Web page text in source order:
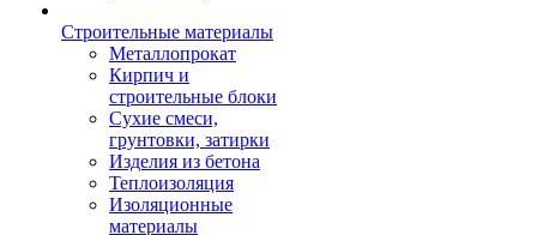
Строительные материалы
Металлопрокат
Кирпич и
строительные блоки
Сухие смеси,
грунтовки, затирки
Изделия из бетона
Теплоизоляция
Изоляционные
материалы